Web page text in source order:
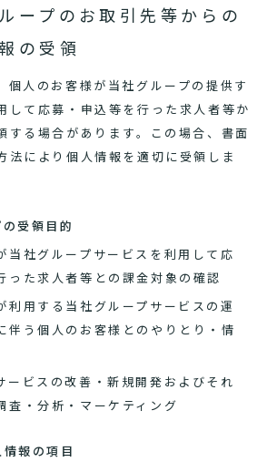
ープのお取引先等からの
の受領
個人のお客様が当社グループの提供す
して応募・申込等を行った求人者等か
する場合があります。この場合、書面
法により個人情報を適切に受領しま
受領目的
当社グループサービスを利用して応
った求人者等との課金対象の確認
利用する当社グループサービスの運
伴う個人のお客様とのやりとり・情
ービスの改善・新規開発およびそれ
査・分析・マーケティング
報の項目